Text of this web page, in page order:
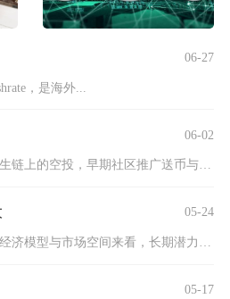
06-27
，是海外...
06-02
狗狗币官方从未进行过原生链上的空投，早期社区推广送币与后期平...
05-24
05-17